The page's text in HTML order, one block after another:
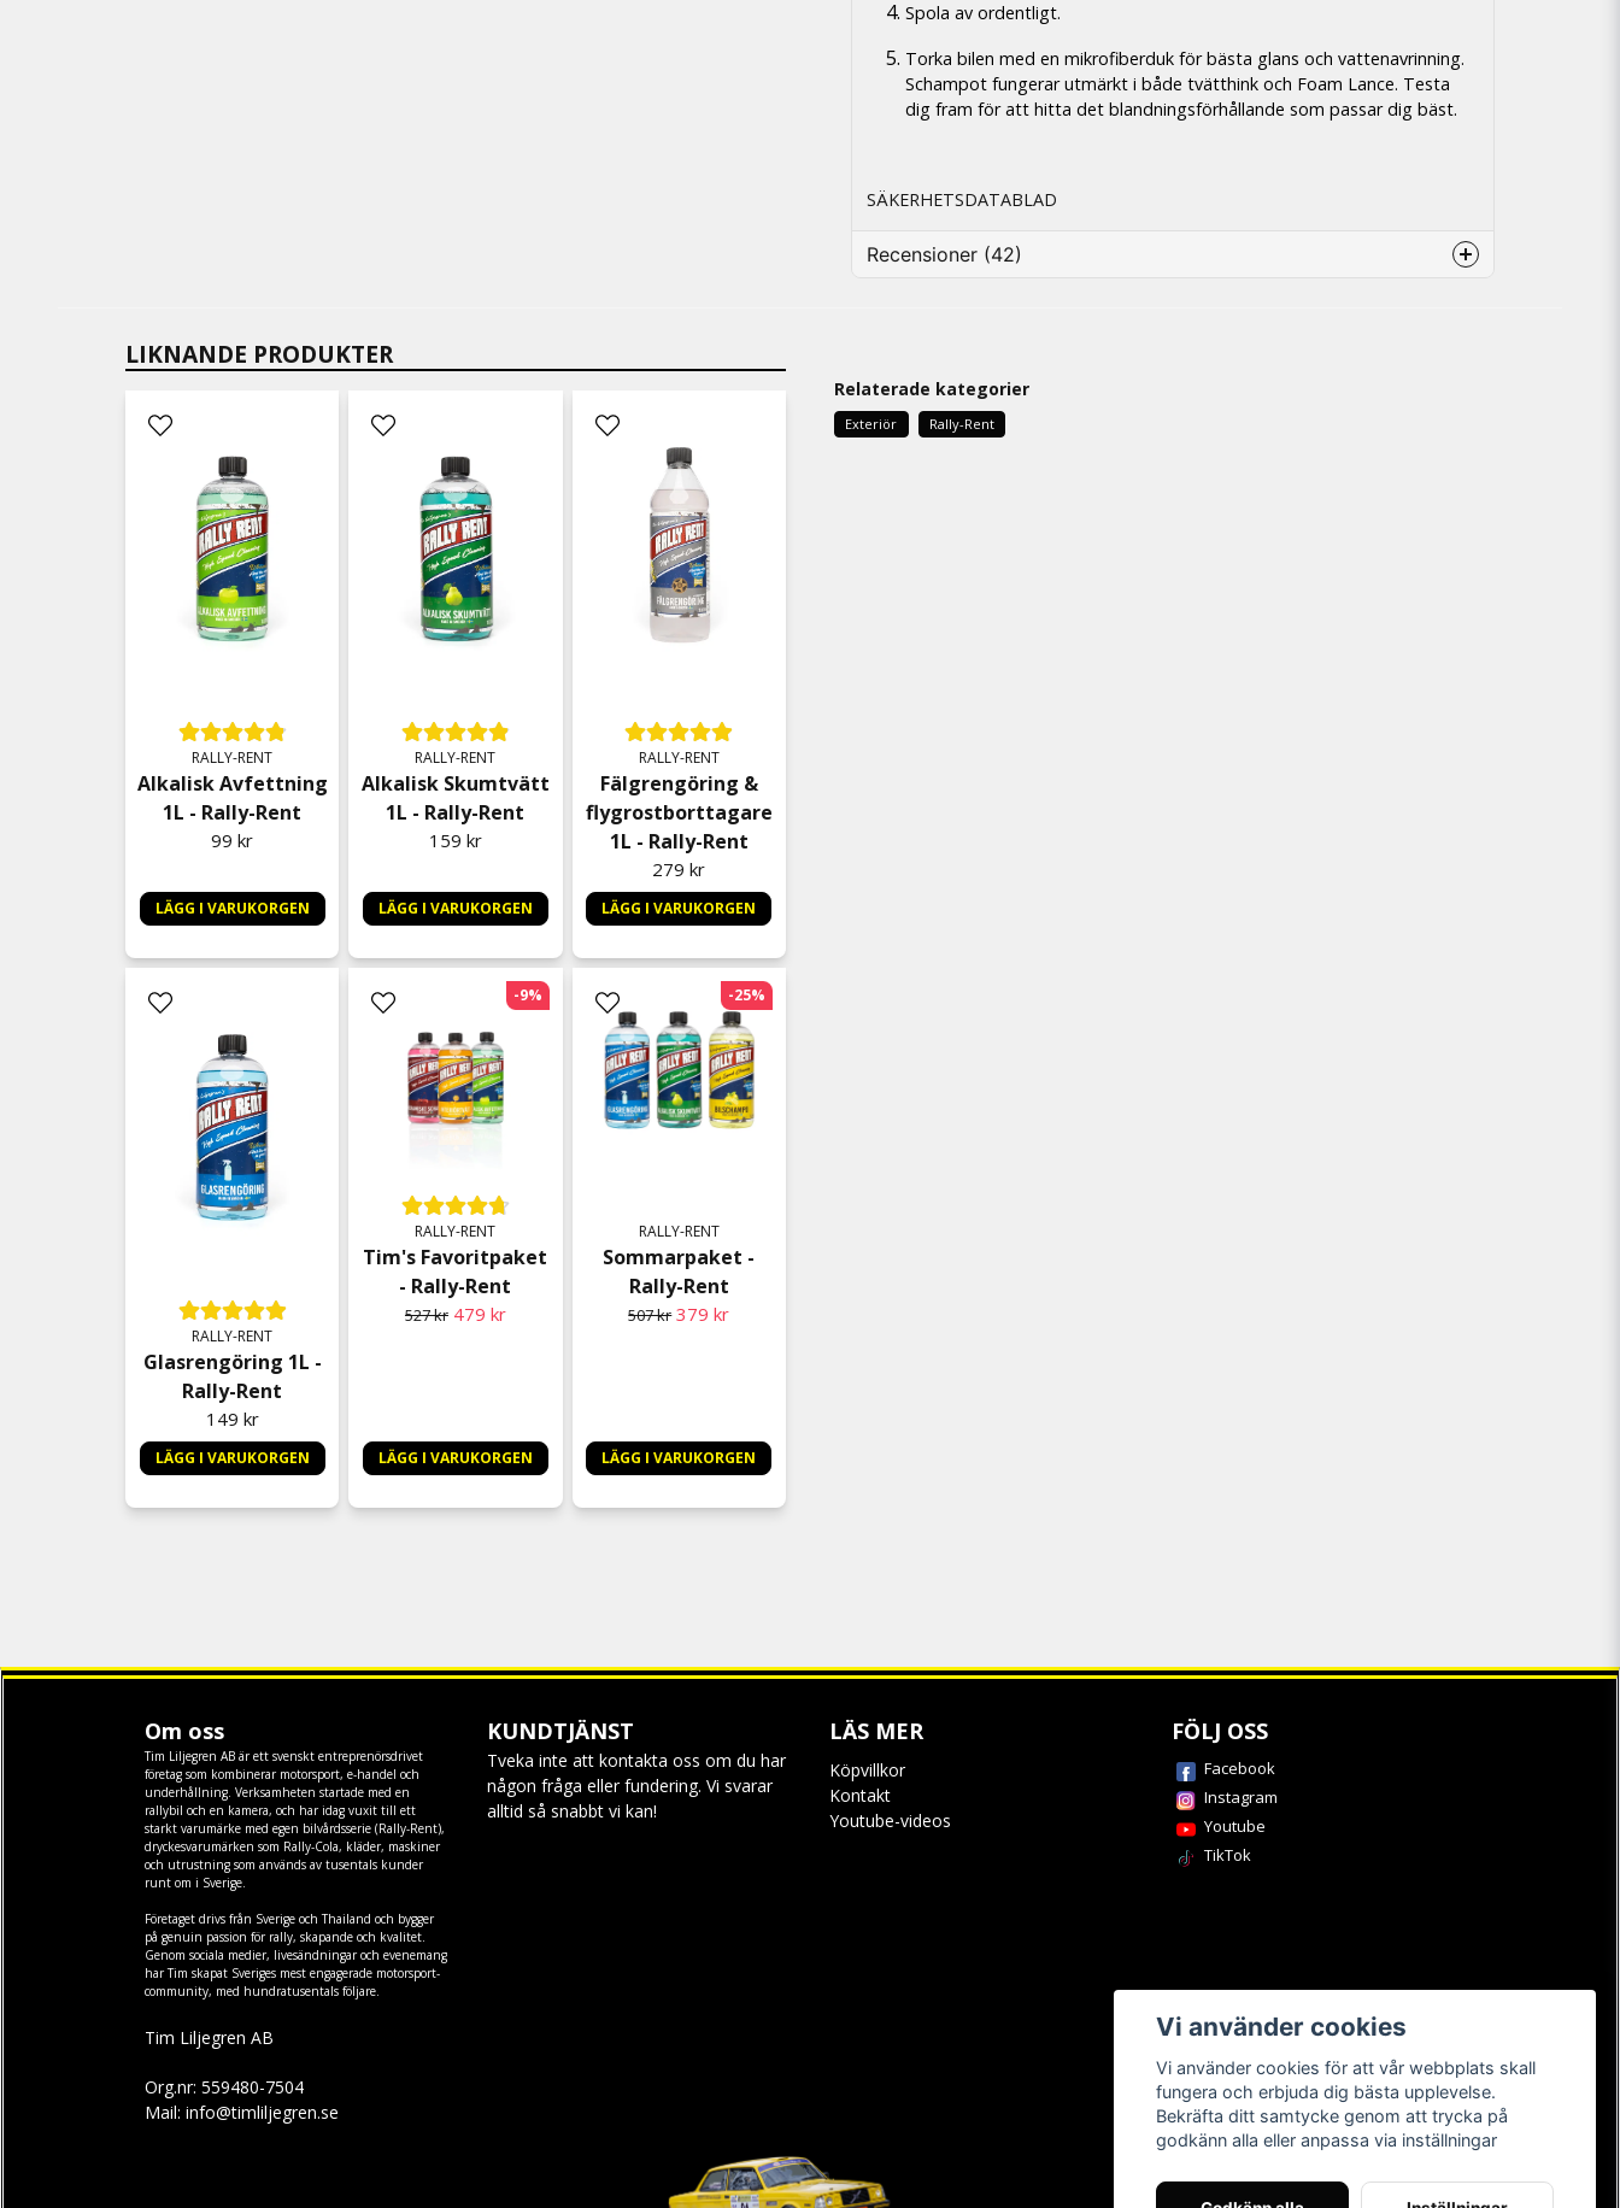
Spola av ordentligt.
Torka bilen med en mikrofiberduk för bästa glans och vattenavrinning.
Schampot fungerar utmärkt i både tvätthink och Foam Lance. Testa
dig fram för att hitta det blandningsförhållande som passar dig bäst.
SÄKERHETSDATABLAD
Recensioner (42)
Lars Johnny Roberth
för 1 vecka sedan
LIKNANDE PRODUKTER
RALLY-RENT
Alkalisk Avfettning
1L - Rally-Rent
99 kr
LÄGG I VARUKORGEN
RALLY-RENT
Alkalisk Skumtvätt
1L - Rally-Rent
159 kr
LÄGG I VARUKORGEN
RALLY-RENT
Fälgrengöring &
flygrostborttagare
1L - Rally-Rent
279 kr
LÄGG I VARUKORGEN
RALLY-RENT
Glasrengöring 1L -
Rally-Rent
149 kr
LÄGG I VARUKORGEN
RALLY-RENT
Tim's Favoritpaket
- Rally-Rent
527 kr 479 kr
LÄGG I VARUKORGEN
-9%
RALLY-RENT
Sommarpaket -
Rally-Rent
507 kr 379 kr
LÄGG I VARUKORGEN
-25%
Relaterade kategorier
Exteriör Rally-Rent
Om oss
Tim Liljegren AB är ett svenskt entreprenörsdrivet
företag som kombinerar motorsport, e-handel och
underhållning. Verksamheten startade med en
rallybil och en kamera, och har idag vuxit till ett
starkt varumärke med egen bilvårdsserie (Rally-Rent),
dryckesvarumärken som Rally-Cola, kläder, maskiner
och utrustning som används av tusentals kunder
runt om i Sverige.
Företaget drivs från Sverige och Thailand och bygger
på genuin passion för rally, skapande och kvalitet.
Genom sociala medier, livesändningar och evenemang
har Tim skapat Sveriges mest engagerade motorsport-
community, med hundratusentals följare.
Tim Liljegren AB
Org.nr: 559480-7504
Mail: info@timliljegren.se
KUNDTJÄNST
Tveka inte att kontakta oss om du har
någon fråga eller fundering. Vi svarar
alltid så snabbt vi kan!
LÄS MER
Köpvillkor
Kontakt
Youtube-videos
FÖLJ OSS
Facebook
Instagram
Youtube
TikTok
Vi använder cookies
Vi använder cookies för att vår webbplats skall
fungera och erbjuda dig bästa upplevelse.
Bekräfta ditt samtycke genom att trycka på
godkänn alla eller anpassa via inställningar